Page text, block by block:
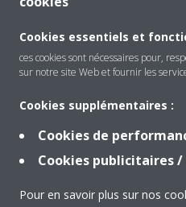
Produits
Cookies essentiels et
ces cookies sont nécessaires pour,
sur notre site Web et fournir les
Cookies supplémentaires :
Cookies de
Cookies publicitaires /
Pour en savoir plus sur nos